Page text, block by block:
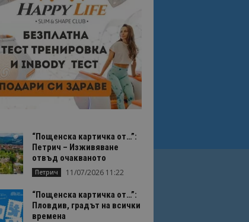
“Пощенска картичка от…”:
Петрич – Изживяване
отвъд очакваното
Петрич 11/07/2026 11:22
“Пощенска картичка от…”:
Пловдив, градът на всички
времена